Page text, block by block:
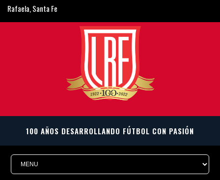
Rafaela, Santa Fe
ligarafaelina@gmail.com